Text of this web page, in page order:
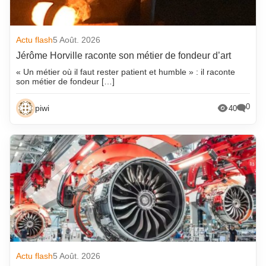
Actu flash5 Août. 2026
Jérôme Horville raconte son métier de fondeur d’art
« Un métier où il faut rester patient et humble » : il raconte
son métier de fondeur […]
piwi 40 0
Actu flash5 Août. 2026